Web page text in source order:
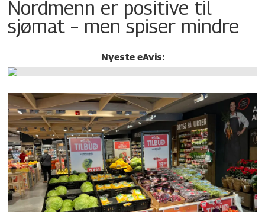
Nordmenn er positive til
sjømat – men spiser mindre
Nyeste eAvis: